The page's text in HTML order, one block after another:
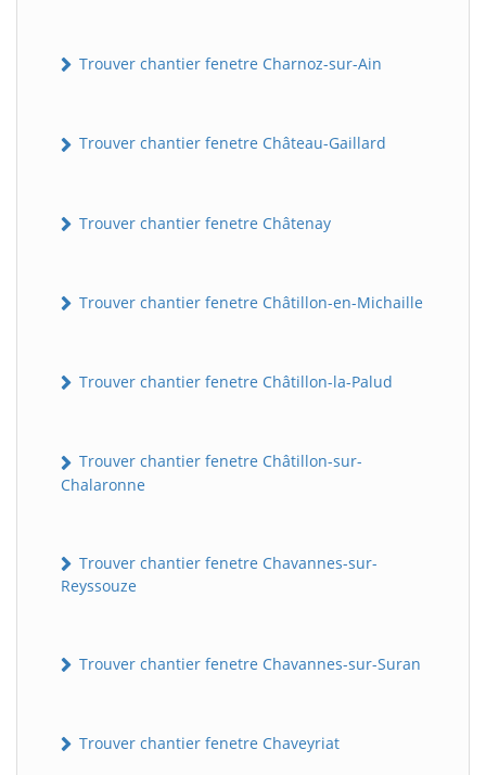
Trouver chantier fenetre Charnoz-sur-Ain
Trouver chantier fenetre Château-Gaillard
Trouver chantier fenetre Châtenay
Trouver chantier fenetre Châtillon-en-Michaille
Trouver chantier fenetre Châtillon-la-Palud
Trouver chantier fenetre Châtillon-sur-
Chalaronne
Trouver chantier fenetre Chavannes-sur-
Reyssouze
Trouver chantier fenetre Chavannes-sur-Suran
Trouver chantier fenetre Chaveyriat